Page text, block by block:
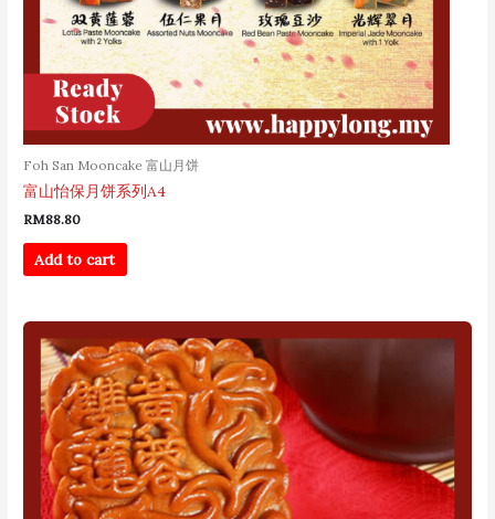
Foh San Mooncake 富山月饼
富山怡保月饼系列A4
RM88.80
Add to cart